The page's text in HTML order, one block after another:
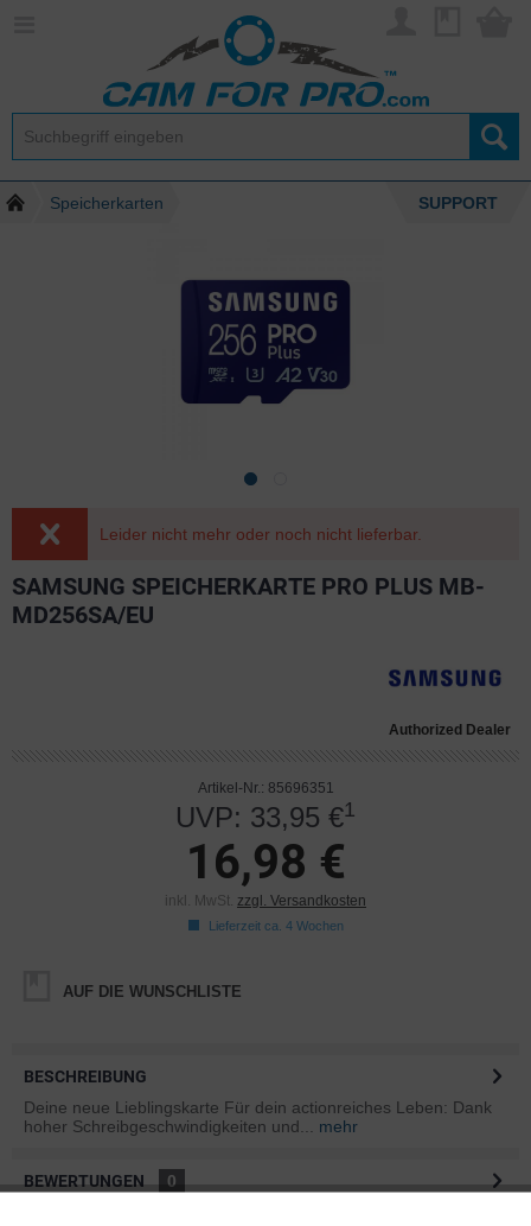
Speicherkarten SUPPORT
Leider nicht mehr oder noch nicht lieferbar.
SAMSUNG SPEICHERKARTE PRO PLUS MB-
MD256SA/EU
Authorized Dealer
Artikel-Nr.: 85696351
UVP: 33,95 €1
16,98 €
inkl. MwSt. zzgl. Versandkosten
Lieferzeit ca. 4 Wochen
AUF DIE WUNSCHLISTE
BESCHREIBUNG
Deine neue Lieblingskarte Für dein actionreiches Leben: Dank
hoher Schreibgeschwindigkeiten und...
mehr
BEWERTUNGEN
0